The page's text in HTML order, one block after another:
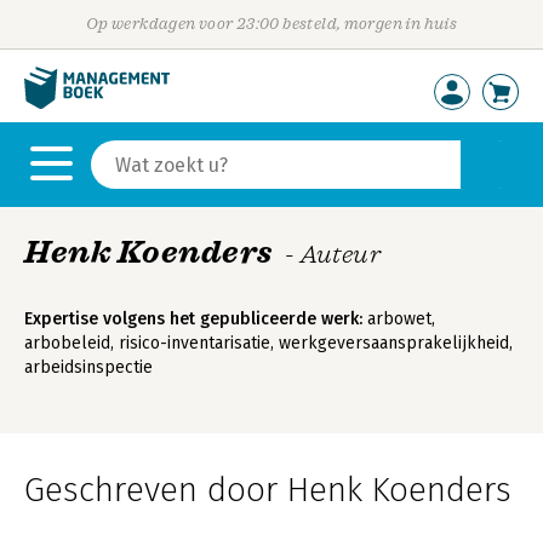
Op werkdagen voor 23:00 besteld, morgen in huis
Henk Koenders - Auteur
Expertise volgens het gepubliceerde werk: arbowet,
arbobeleid, risico-inventarisatie, werkgeversaansprakelijkheid,
arbeidsinspectie
Geschreven door Henk Koenders